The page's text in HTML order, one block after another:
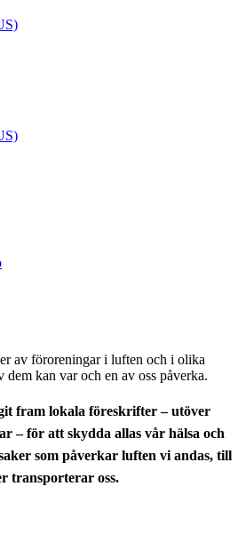
av föroreningar i luften och i olika
dem kan var och en av oss påverka.
fram lokala föreskrifter – utöver
– för att skydda allas vår hälsa och
som påverkar luften vi andas, till
transporterar oss.